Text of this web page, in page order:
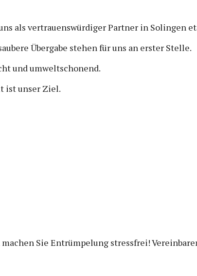
als vertrauenswürdiger Partner in Solingen
Übergabe stehen für uns an erster Stelle.
und umweltschonend.
ist unser Ziel.
Sie Entrümpelung stressfrei!